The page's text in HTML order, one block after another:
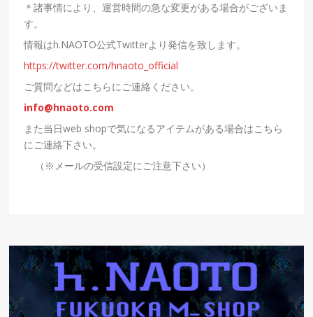
＊諸事情により、運営時間の急な変更がある場合がございま
す。
情報はh.NAOTO公式Twitterより発信を致します。
https://twitter.com/hnaoto_official
ご質問などはこちらにご連絡ください。
info@hnaoto.com
また当日web shopで気になるアイテムがある場合はこちら
にご連絡下さい。
（※メールの受信設定にご注意下さい）